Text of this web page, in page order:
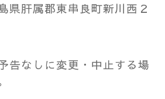
属郡東串良町新川西２
告なしに変更・中止する場